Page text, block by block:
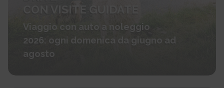
CON VISITE GUIDATE
Viaggio con auto a noleggio
2026: ogni domenica da giugno ad
agosto